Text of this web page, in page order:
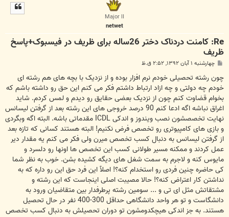
Major II
netwet
Re: کامنت دردناک دختر 26ساله برای ظریف در فیسبوک+پاسخ
ظریف
پ
ت
چهارشنبه ۱ آبان ۱۳۹۲, ۲:۵۲ ق.ظ
چون رشته تحصیلی خودم نرم افزار بوده و از نزدیک با بچه های هم رشته ای
خودم چه دولتی و چه ازاد ارتباط داشتم فکر می کنم این حق رو داشته باشم که
بخوام قضاوت کنم چون از نزدیک بعضی حقایق رو دیدم و لمس کردم. شاید
اغراق نباشه اگه ادعا کنم 90 درصد خروجی های این رشته بعد از گرفتن لیسانس
نهایت تخصصشون نصب ویندوز و اندکی ICDL مقدماتی باشه. البته اگه وبگردی
و بازی های کامپیوتری رو تخصص فرض نکنیم! البته هستند کسانی که تازه بعد
از گرفتن لیسانس به دنبال کسب تخصص میرن ولی فکر می کنم یه مقدار دیر
عمل کردند و ممکنه مسیر طولانی کسب این تخصص ها اونها رو دلسرد و
مایوس کنه و لاجرم به سمت شغل های دیگه کشیده بشن. خوب به نظر شما
کی حاضره چنین فردی رو استخدام کنه؟! اصلآ این فرد حق این رو داره که به
نداشتن کار اعتراض کنه؟! حالا مصیبت اصلی اینجاست که این رشته و
مشتقاتش مثل ای تی و ... سومین رشته پرطرفدار بین متقاضیان ورود به
دانشگاست و تو هر واحد دانشگاهی حداقل 300-400 نفر در حال تحصیل
هستند. به جز اندکی هیچکدومشون تو دوران تحصیلش به دنبال کسب تخصص